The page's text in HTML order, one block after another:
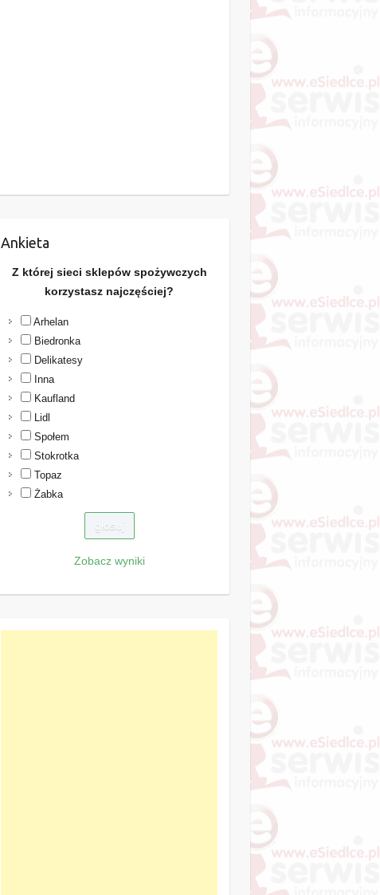
Ankieta
Z której sieci sklepów spożywczych
korzystasz najczęściej?
Arhelan
Biedronka
Delikatesy
Inna
Kaufland
Lidl
Społem
Stokrotka
Topaz
Żabka
Zobacz wyniki